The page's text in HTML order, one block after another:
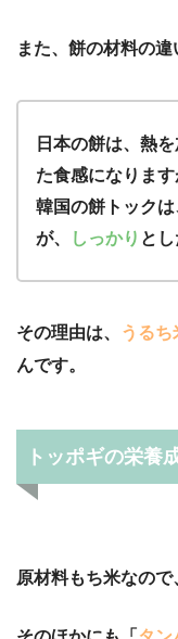
また、餅の材料の違
日本の餅は、熱
た食感になります
韓国の餅トック
が、
しっかり と
その理由は、 うるち
んです。
トッポギの栄養
原材料もち米なの